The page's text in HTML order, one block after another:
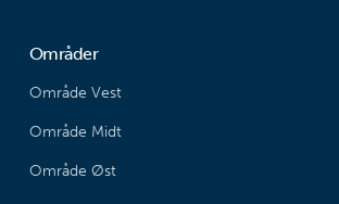
Områder
Område Vest
Område Midt
Område Øst